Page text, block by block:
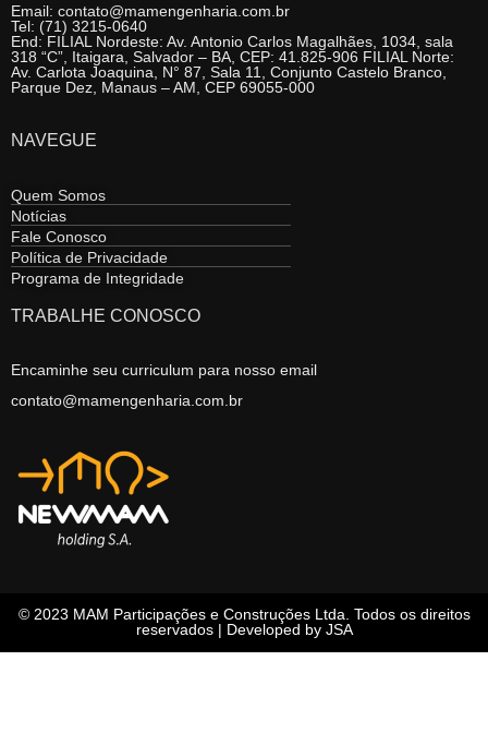
Email: contato@mamengenharia.com.br
Tel: (71) 3215-0640
End: FILIAL Nordeste: Av. Antonio Carlos Magalhães, 1034, sala
318 “C”, Itaigara, Salvador – BA, CEP: 41.825-906 FILIAL Norte:
Av. Carlota Joaquina, N° 87, Sala 11, Conjunto Castelo Branco,
Parque Dez, Manaus – AM, CEP 69055-000
NAVEGUE
Quem Somos
Notícias
Fale Conosco
Política de Privacidade
Programa de Integridade
TRABALHE CONOSCO
Encaminhe seu curriculum para nosso email
contato@mamengenharia.com.br
© 2023 MAM Participações e Construções Ltda. Todos os direitos
reservados | Developed by JSA